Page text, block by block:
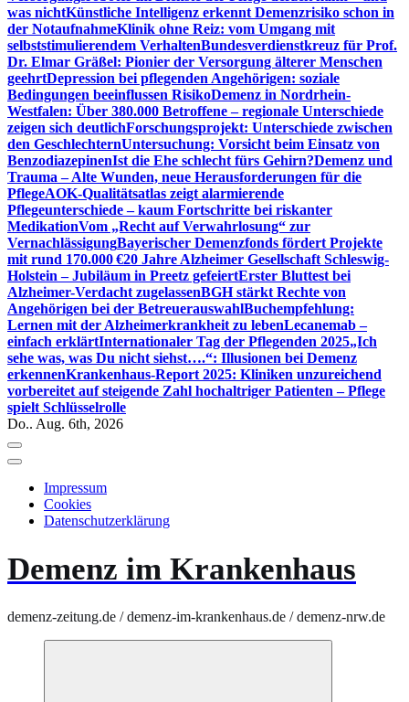
was nichtKünstliche Intelligenz erkennt Demenzrisiko schon in
der NotaufnahmeKlinik ohne Reiz: vom Umgang mit
selbststimulierendem VerhaltenBundesverdienstkreuz für Prof.
Dr. Elmar Gräßel: Pionier der Versorgung älterer Menschen
geehrtDepression bei pflegenden Angehörigen: soziale
Bedingungen beeinflussen RisikoDemenz in Nordrhein-
Westfalen: Über 380.000 Betroffene – regionale Unterschiede
zeigen sich deutlichForschungsprojekt: Unterschiede zwischen
den GeschlechternUntersuchung: Vorsicht beim Einsatz von
BenzodiazepinenIst die Ehe schlecht fürs Gehirn?Demenz und
Trauma – Alte Wunden, neue Herausforderungen für die
PflegeAOK-Qualitätsatlas zeigt alarmierende
Pflegeunterschiede – kaum Fortschritte bei riskanter
MedikationVom „Recht auf Verwahrlosung“ zur
VernachlässigungBayerischer Demenzfonds fördert Projekte
mit rund 170.000 €20 Jahre Alzheimer Gesellschaft Schleswig-
Holstein – Jubiläum in Preetz gefeiertErster Bluttest bei
Alzheimer-Verdacht zugelassenBGH stärkt Rechte von
Angehörigen bei der BetreuerauswahlBuchempfehlung:
Lernen mit der Alzheimerkrankheit zu lebenLecanemab –
einfach erklärtInternationaler Tag der Pflegenden 2025„Ich
sehe was, was Du nicht siehst….“: Illusionen bei Demenz
erkennenKrankenhaus-Report 2025: Kliniken unzureichend
vorbereitet auf steigende Zahl hochaltriger Patienten – Pflege
spielt Schlüsselrolle
Do.. Aug. 6th, 2026
Impressum
Cookies
Datenschutzerklärung
Demenz im Krankenhaus
demenz-zeitung.de / demenz-im-krankenhaus.de / demenz-nrw.de